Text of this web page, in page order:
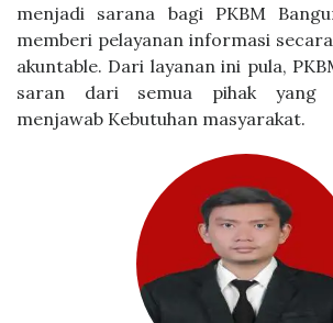
menjadi sarana bagi PKBM
memberi pelayanan informasi
akuntable. Dari layanan ini pula,
saran dari semua pihak yang
menjawab Kebutuhan masyarakat.